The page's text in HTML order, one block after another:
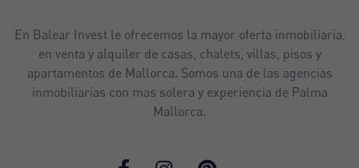
En Balear Invest le ofrecemos la mayor oferta inmobiliaria,
en venta y alquiler de casas, chalets, villas, pisos y
apartamentos de Mallorca. Somos una de las agencias
inmobiliarias con mas solera y experiencia de Palma
Mallorca.